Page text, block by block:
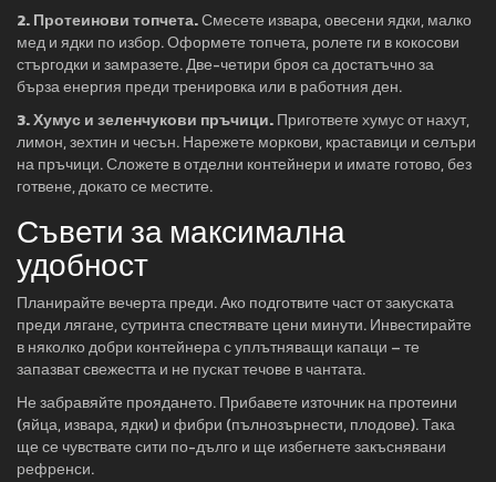
2. Протеинови топчета.Смесете извара, овесени ядки, малко
мед и ядки по избор. Оформете топчета, ролете ги в кокосови
стъргодки и замразете. Две-четири броя са достатъчно за
бърза енергия преди тренировка или в работния ден.
3. Хумус и зеленчукови пръчици.Пригответе хумус от нахут,
лимон, зехтин и чесън. Нарежете моркови, краставици и селъри
на пръчици. Сложете в отделни контейнери и имате готово, без
готвене, докато се местите.
Съвети за максимална
удобност
Планирайте вечерта преди. Ако подготвите част от закуската
преди лягане, сутринта спестявате цени минути. Инвестирайте
в няколко добри контейнера с уплътняващи капаци – те
запазват свежестта и не пускат течове в чантата.
Не забравяйте проядането. Прибавете източник на протеини
(яйца, извара, ядки) и фибри (пълнозърнести, плодове). Така
ще се чувствате сити по-дълго и ще избегнете закъснявани
рефренси.